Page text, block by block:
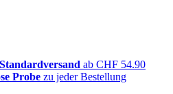
ab CHF 54.90
Probe zu jeder Bestellung